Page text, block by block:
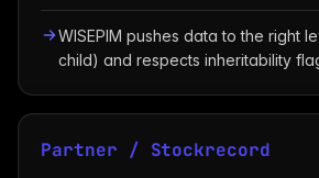
WISEPIM pushes data to the right
child) and respects inheritability
Partner / Stockrecord